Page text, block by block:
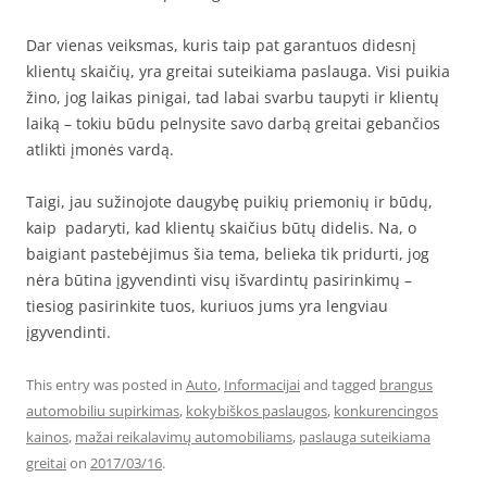
Dar vienas veiksmas, kuris taip pat garantuos didesnį
klientų skaičių, yra greitai suteikiama paslauga. Visi puikia
žino, jog laikas pinigai, tad labai svarbu taupyti ir klientų
laiką – tokiu būdu pelnysite savo darbą greitai gebančios
atlikti įmonės vardą.
Taigi, jau sužinojote daugybę puikių priemonių ir būdų,
kaip padaryti, kad klientų skaičius būtų didelis. Na, o
baigiant pastebėjimus šia tema, belieka tik pridurti, jog
nėra būtina įgyvendinti visų išvardintų pasirinkimų –
tiesiog pasirinkite tuos, kuriuos jums yra lengviau
įgyvendinti.
This entry was posted in Auto, Informacijaiand tagged brangus
automobiliu supirkimas, kokybiškos paslaugos, konkurencingos
kainos, mažai reikalavimų automobiliams, paslauga suteikiama
greitaion 2017/03/16.